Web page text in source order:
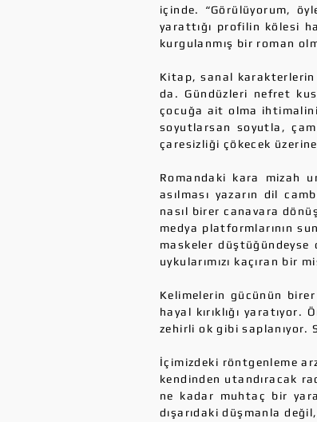
içinde. “Görülüyorum,
yarattığı profilin kölesi
kurgulanmış bir roman
Kitap, sanal karakterlerin
da. Gündüzleri nefret
çocuğa ait olma
soyutlarsan soyutla,
çaresizliği çökecek
Romandaki kara mizah
asılması yazarın dil
nasıl birer canavara
medya platformlarının
maskeler düştüğündeyse
uykularımızı kaçıran bir
Kelimelerin gücünün
hayal kırıklığı
zehirli ok gibi saplanıyor.
İçimizdeki röntgenleme
kendinden utandıracak
ne kadar muhtaç bir
dışarıdaki düşmanla